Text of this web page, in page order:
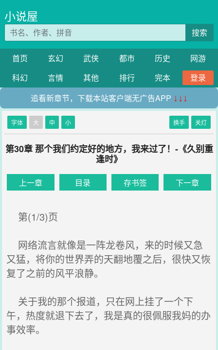
小说屋
搜索
首页 玄幻 武侠 都市 历史
网游
科幻
言情 其他 排行 完本
登录
追看新章节，下载本站客户端无广告APP ↓↓↓
字体 大 中 小 换手 关灯
第30章 那个我们约定好的地方，我来过了！-《久别重
逢时》
上一章 目录 存书签 下一章
第(1/3)页
网络流言就像是一阵龙卷风，来的时候又急
又猛，将你的世界弄的天翻地覆之后，很快又恢
复了之前的风平浪静。
关于我的那个报道，只在网上挂了一个下
午，热度就退下去了，我是真的很佩服我妈的办
事效率。